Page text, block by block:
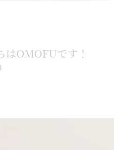
はOMOFUです！